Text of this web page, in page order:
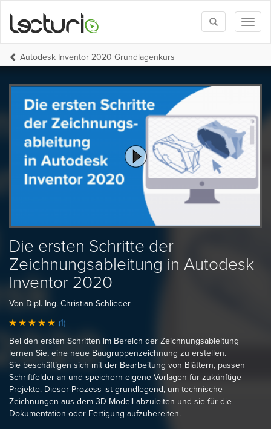
Toggle
search
Autodesk Inventor 2020 Grundlagenkurs
Die ersten Schritte der
Zeichnungsableitung in Autodesk
Inventor 2020
Von Dipl.-Ing. Christian Schlieder
(1)
Bei den ersten Schritten im Bereich der Zeichnungsableitung
lernen Sie, eine neue Baugruppenzeichnung zu erstellen.
Sie beschäftigen sich mit der Bearbeitung von Blättern, passen
Schriftfelder an und speichern eigene Vorlagen für zukünftige
Projekte. Dieser Prozess ist grundlegend, um technische
Zeichnungen aus dem 3D-Modell abzuleiten und sie für die
Dokumentation oder Fertigung aufzubereiten.